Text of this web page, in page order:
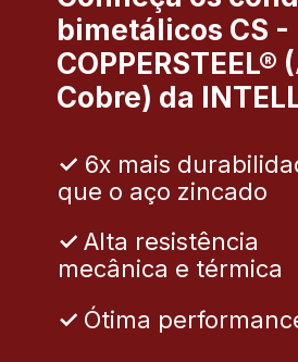
bimetálicos CS -
COPPERSTEEL®
Cobre) da
✓ 6x mais
que o aço zincado
✓Alta resistência
mecânica e térmica
✓ Ótima